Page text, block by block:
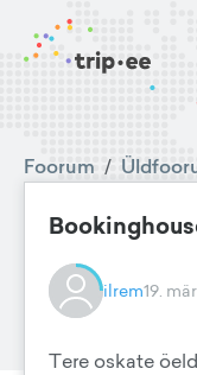
Foorum /
ilrem19.
Tere oskate